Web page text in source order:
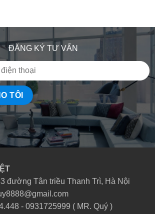
ĐĂNG KÝ TƯ VẤN
đường Tân triều Thanh Trì, Hà Nội
- 0931725999 ( MR. Quý )